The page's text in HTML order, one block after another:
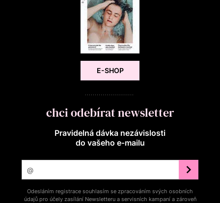
E-SHOP
chci odebírat newsletter
Pravidelná dávka nezávislosti
do vašeho e‑mailu
Odesláním registrace souhlasím se zpracováním svých osobních
údajů pro účely zasílání Newsletteru a servisních kampaní a zároveň